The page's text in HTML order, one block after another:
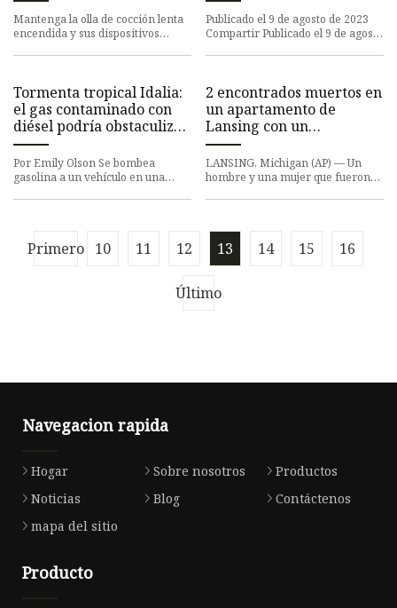
Mantenga la olla de cocción lenta
encendida y sus dispositivos
generador de gas del
camión de helados, dice
Publicado el 9 de agosto de 2023
Compartir Publicado el 9 de agosto
Tormenta tropical Idalia:
el gas contaminado con
diésel podría obstaculizar
las evacuaciones: NPR
Por Emily Olson Se bombea
gasolina a un vehículo en una
2 encontrados muertos en
un apartamento de
Lansing con un
generador en
funcionamiento
probablemente murieron
LANSING, Michigan (AP) — Un
hombre y una mujer que fueron
Primero 10 11 12 13 14 15 16
Último
Navegacion rapida
Hogar Sobre nosotros
Productos
Noticias
Blog
Contáctenos
mapa del sitio
Producto